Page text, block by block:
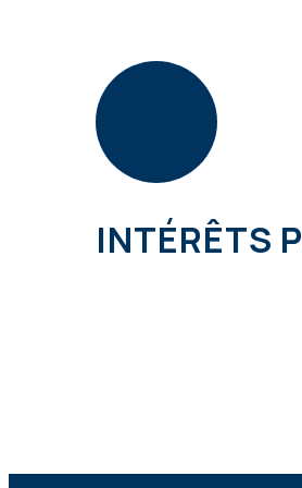
INTÉRÊTS